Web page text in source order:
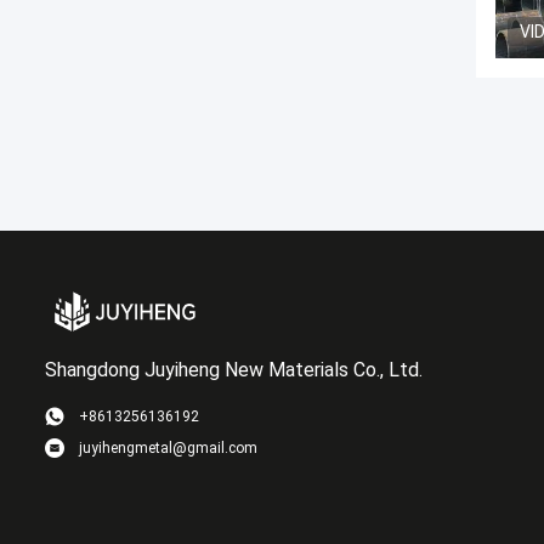
Shangdong Juyiheng New Materials Co., Ltd.
+8613256136192
juyihengmetal@gmail.com